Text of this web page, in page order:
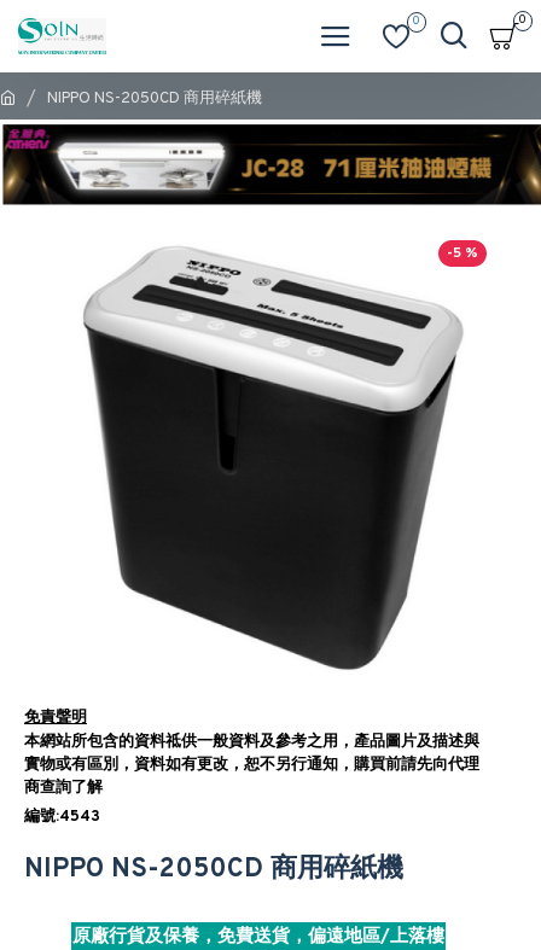
0 0
NIPPO NS-2050CD 商用碎紙機
-5 %
免責聲明
本網站所包含的資料祗供一般資料及參考之用，產品圖片及描述與
實物或有區別，資料如有更改，恕不另行通知，購買前請先向代理
商查詢了解
編號:4543
NIPPO NS-2050CD 商用碎紙機
原廠行貨及保養，免費送貨，偏遠地區/上落樓